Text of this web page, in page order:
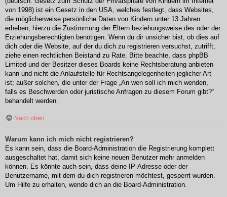
von 1998) ist ein Gesetz in den USA, welches festlegt, dass Websites,
die möglicherweise persönliche Daten von Kindern unter 13 Jahren
erheben, hierzu die Zustimmung der Eltern beziehungsweise des oder der
Erziehungsberechtigten benötigen. Wenn du dir unsicher bist, ob dies auf
dich oder die Website, auf der du dich zu registrieren versuchst, zutrifft,
ziehe einen rechtlichen Beistand zu Rate. Bitte beachte, dass phpBB
Limited und der Besitzer dieses Boards keine Rechtsberatung anbieten
kann und nicht die Anlaufstelle für Rechtsangelegenheiten jeglicher Art
ist; außer solchen, die unter der Frage „An wen soll ich mich wenden,
falls es Beschwerden oder juristische Anfragen zu diesem Forum gibt?“
behandelt werden.
Nach oben
Warum kann ich mich nicht registrieren?
Es kann sein, dass die Board-Administration die Registrierung komplett
ausgeschaltet hat, damit sich keine neuen Benutzer mehr anmelden
können. Es könnte auch sein, dass deine IP-Adresse oder der
Benutzername, mit dem du dich registrieren möchtest, gesperrt wurden.
Um Hilfe zu erhalten, wende dich an die Board-Administration.